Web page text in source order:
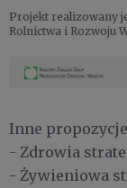
Projekt realizowany
Rolnictwa i Rozwoju
Inne
- Zdrowia
- Żywieniowa